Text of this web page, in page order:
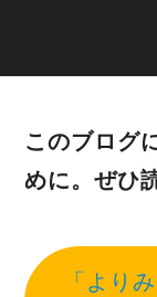
このブログ
めに。ぜひ
「より